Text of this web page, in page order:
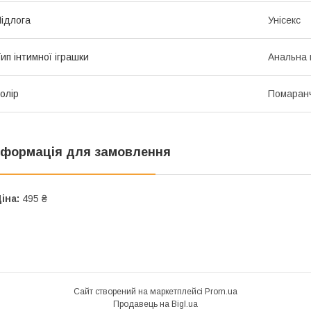
Унісекс
інтимної іграшки Анальна
для замовлення
495 ₴
Сайт створений на маркетплейсі Prom.ua
Продавець на Bigl.ua